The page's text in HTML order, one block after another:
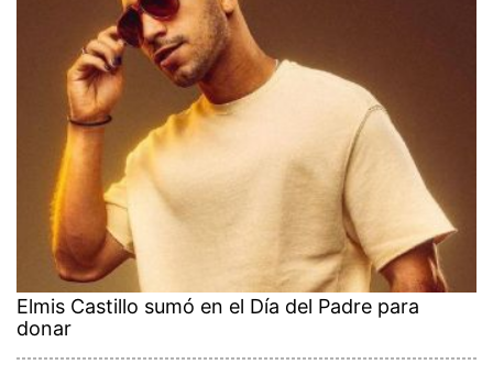
Elmis Castillo sumó en el Día del Padre para
donar